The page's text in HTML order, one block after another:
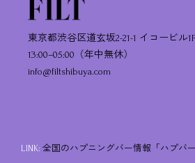
東京都渋谷区道玄坂2-21-1 イコービル1F
13:00–05:00（年中無休）
info@filtshibuya.com
LINK: 全国のハプニングバー情報「ハプバー